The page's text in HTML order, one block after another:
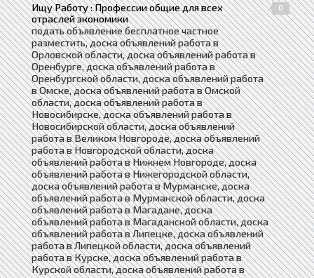
Ищу Работу : Профессии общие для всех
отраслей экономики
0
подать объявление бесплатное частное
разместить, доска объявлений работа в
Орловской области, доска объявлений работа в
Оренбурге, доска объявлений работа в
Оренбургской области, доска объявлений работа
в Омске, доска объявлений работа в Омской
области, доска объявлений работа в
Новосибирске, доска объявлений работа в
Новосибирской области, доска объявлений
работа в Великом Новгороде, доска объявлений
работа в Новгородской области, доска
объявлений работа в Нижнем Новгороде, доска
объявлений работа в Нижегородской области,
доска объявлений работа в Мурманске, доска
объявлений работа в Мурманской области, доска
объявлений работа в Магадане, доска
объявлений работа в Магаданской области, доска
объявлений работа в Липецке, доска объявлений
работа в Липецкой области, доска объявлений
работа в Курске, доска объявлений работа в
Курской области, доска объявлений работа в